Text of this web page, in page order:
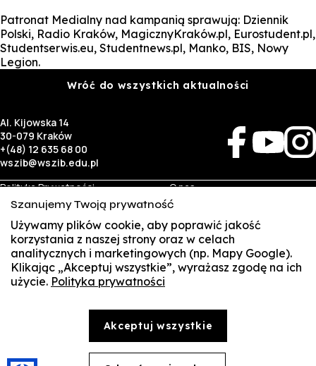
Patronat Medialny nad kampanią sprawują: Dziennik
Polski, Radio Kraków, MagicznyKraków.pl, Eurostudent.pl,
Studentserwis.eu, Studentnews.pl, Manko, BIS, Nowy
Legion.
Wróć do wszystkich aktualności
Al. Kijowska 14
30-079 Kraków
+(48) 12 635 68 00
wszib@wszib.edu.pl
Polityka Prywatności
RODO
Identyfikacja wizualna
O nas
Rekrutacja
Studia
Kontakt
Biznes
Wynajem sal
Targi pracy
Student
Multis Multum
Treści zawarte na stronie www.wszib.edu.pl oraz jej podstronach stanowią, o ile nie wskazano
części: kopiowania, reprodukowania, modyfikowania, dystrybuowania, publikowania,
Szanujemy Twoją prywatność
Używamy plików cookie, aby poprawić jakość
korzystania z naszej strony oraz w celach
analitycznych i marketingowych (np. Mapy Google).
Klikając „Akceptuj wszystkie”, wyrażasz zgodę na ich
użycie. Polityka prywatności
Akceptuj wszystkie